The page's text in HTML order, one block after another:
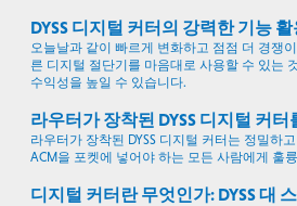
DYSS 디지털 커터의 강력한 기능 활
오늘날과 같이 빠르게 변화하고 점점 더 경쟁
른 디지털 절단기를 마음대로 사용할 수 있는
수익성을 높일 수 있습니다.
라우터가 장착된 DYSS 디지털 커
라우터가 장착된 DYSS 디지털 커터는 정밀하
ACM을 포켓에 넣어야 하는 모든 사람에게 훌
디지털 커터란 무엇인가: DYSS 대